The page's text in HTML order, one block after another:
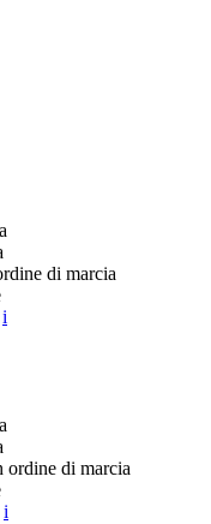
di marcia
i
ordine di marcia
i